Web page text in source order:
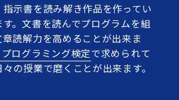
指示書を読み解き作品を作ってい
。文書を読んでプログラムを組
読解力を高めることが出来ま
ログラミング検定で求められて
の授業で磨くことが出来ます。